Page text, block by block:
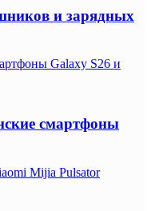
и зарядных
Galaxy S26 и
смартфоны
Mijia Pulsator